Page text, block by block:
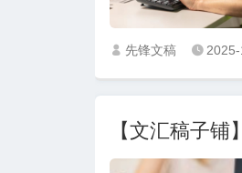
 先锋文稿 
【文汇稿子